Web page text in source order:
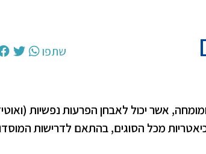
שתפו
אשר יכול לאבחן הפרעות נפשיות
מכל הסוגים, בהתאם לדרישות